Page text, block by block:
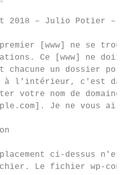
2018 – Julio Potier –
[www] ne se
Ce [www] ne doit
un dossier
à l'intérieur, c'est dans
votre nom de domaine.
Je ne vous ai
ci-dessus n'est
Le fichier ​wp-